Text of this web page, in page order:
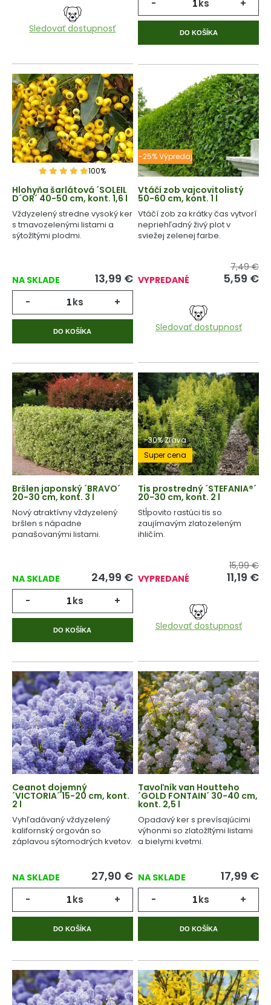
Sledovať dostupnosť
- ks +
DO KOŠÍKA
100%
Hlohyňa šarlátová ´SOLEIL
D´OR´ 40-50 cm, kont. 1,6 l
Vždyzelený stredne vysoký ker
s tmavozelenými listami a
sýtožltými plodmi.
NA SKLADE 13,99 €
- ks +
DO KOŠÍKA
-25% Výpredaj
Vtáčí zob vajcovitolistý
50-60 cm, kont. 1 l
Vtáčí zob za krátky čas vytvorí
nepriehľadný živý plot v
sviežej zelenej farbe.
VYPREDANÉ
7,49 €
5,59 €
Sledovať dostupnosť
Bršlen japonský ´BRAVO´
20-30 cm, kont. 3 l
Nový atraktívny vždyzelený
bršlen s nápadne
panašovanými listami.
NA SKLADE 24,99 €
- ks +
DO KOŠÍKA
-30% Zľava
Super cena
Tis prostredný ´STEFANIA®´
20-30 cm, kont. 2 l
Stĺpovito rastúci tis so
zaujímavým zlatozeleným
ihličím.
VYPREDANÉ
15,99 €
11,19 €
Sledovať dostupnosť
Ceanot dojemný
´VICTORIA´ 15-20 cm, kont.
2 l
Vyhľadávaný vždyzelený
kalifornský orgován so
záplavou sýtomodrých kvetov.
NA SKLADE 27,90 €
- ks +
DO KOŠÍKA
Tavoľník van Houtteho
´GOLD FONTAIN´ 30-40 cm,
kont. 2,5 l
Opadavý ker s prevísajúcimi
výhonmi so zlatožltými listami
a bielymi kvetmi.
NA SKLADE 17,99 €
- ks +
DO KOŠÍKA